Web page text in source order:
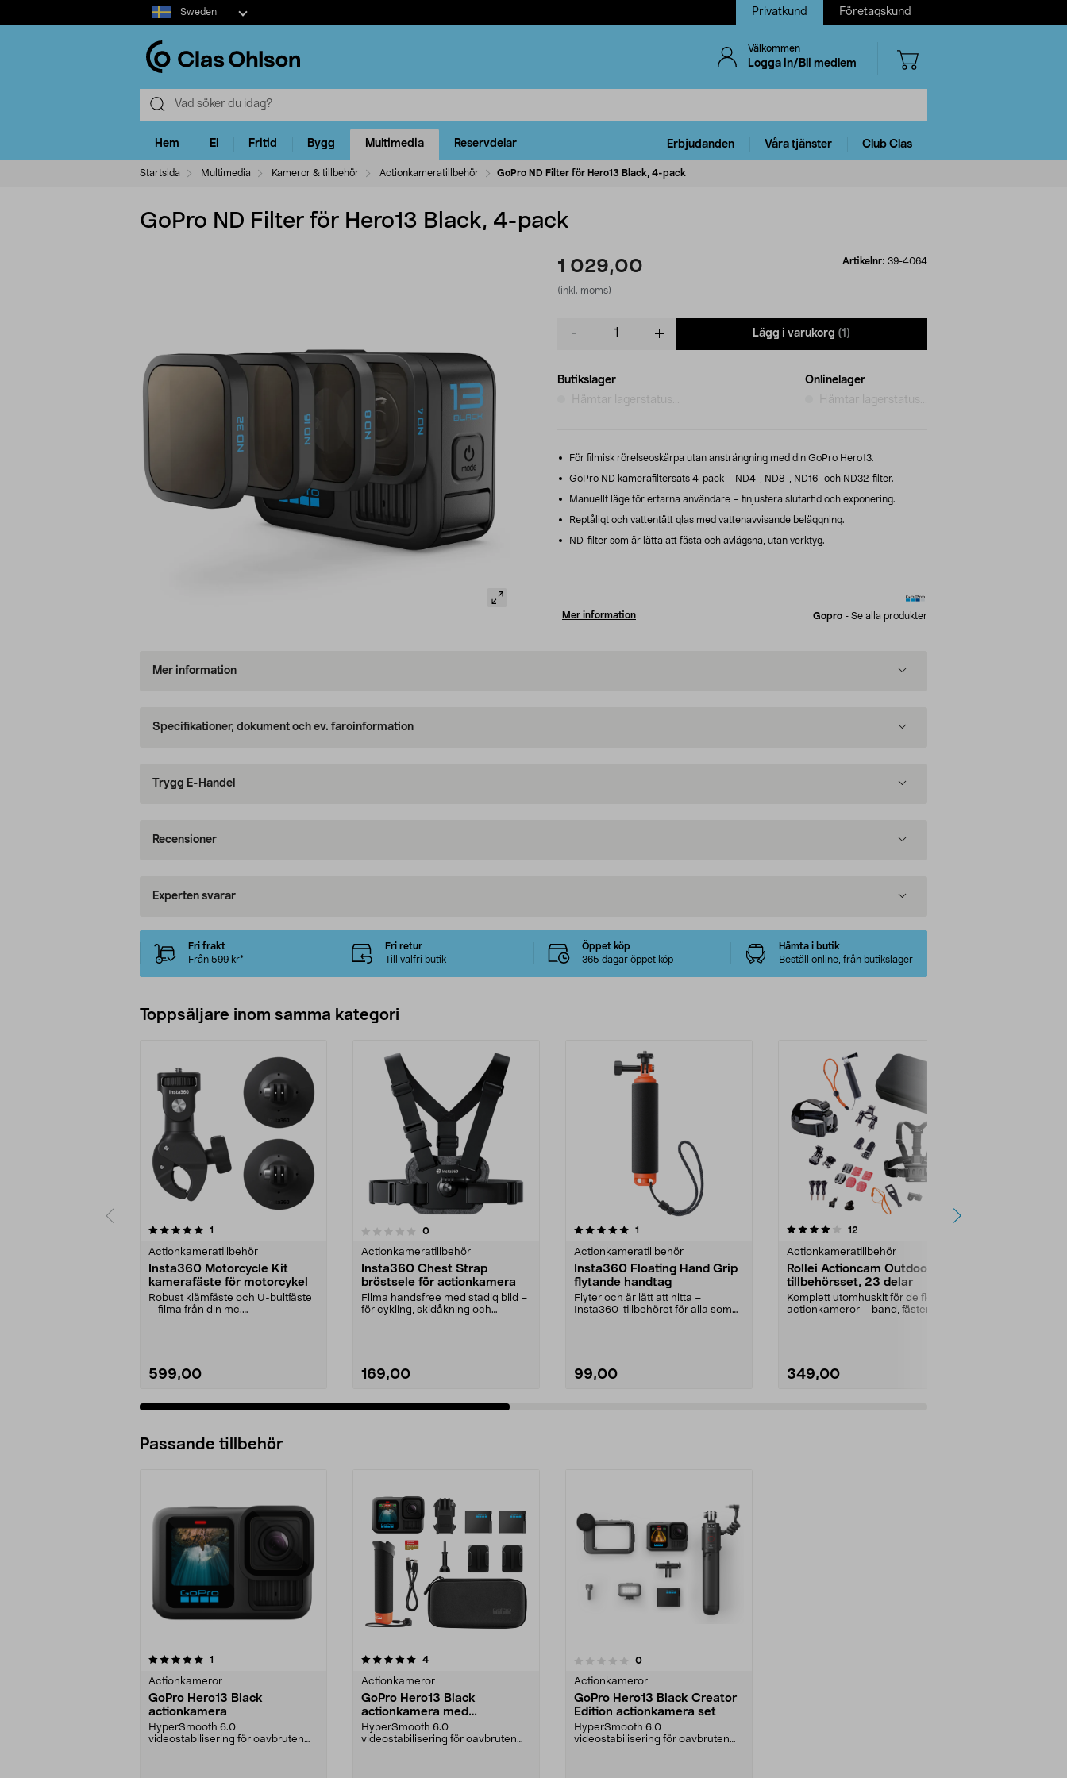
Select
market
Sweden Privatkund Företagskund
Välkommen
Logga in/Bli medlem
Hem El Fritid Bygg Multimedia Reservdelar Erbjudanden Våra tjänster Club Clas
Startsida Multimedia Kameror & tillbehör Actionkameratillbehör GoPro ND Filter för Hero13 Black, 4-pack
GoPro ND Filter för Hero13 Black, 4-pack
1 029,00
(inkl. moms)
Artikelnr: 39-4064
Lägg i varukorg (1)
Butikslager
Hämtar lagerstatus...
Onlinelager
Hämtar lagerstatus...
För filmisk rörelseoskärpa utan ansträngning med din GoPro Hero13.
GoPro ND kamerafiltersats 4-pack – ND4-, ND8-, ND16- och ND32-filter.
Manuellt läge för erfarna användare – finjustera slutartid och exponering.
Reptåligt och vattentätt glas med vattenavvisande beläggning.
ND-filter som är lätta att fästa och avlägsna, utan verktyg.
Mer information Gopro - Se alla produkter
Mer information
Specifikationer, dokument och ev. faroinformation
Trygg E-Handel
Recensioner
Experten svarar
Fri frakt
Från 599 kr*
Fri retur
Till valfri butik
Öppet köp
365 dagar öppet köp
Hämta i butik
Beställ online, från butikslager
Toppsäljare inom samma kategori
1
Actionkameratillbehör
Insta360 Motorcycle Kit
kamerafäste för motorcykel
Robust klämfäste och U-bultfäste
– filma från din mc.
599,00
0.0 av 5 stjärnor 0recensioner
Actionkameratillbehör
Insta360 Chest Strap
bröstsele för actionkamera
Filma handsfree med stadig bild –
för cykling, skidåkning och
169,00
5.0 av 5 stjärnor 1
Actionkameratillbehör
Insta360 Floating Hand Grip
flytande handtag
Flyter och är lätt att hitta –
Insta360-tillbehöret för alla som
99,00
4.0 av 5 stjärnor 12
Actionkameratillbehör
Rollei Actioncam Outdoor
tillbehörsset, 23 delar
Komplett utomhuskit för de flesta
actionkameror – band, fästen och
349,00
4.0 av 5 stjärnor
Passande tillbehör
1
Actionkameror
GoPro Hero13 Black
actionkamera
HyperSmooth 6.0
videostabilisering för oavbruten
5.0av 5 stjärnor 4recensioner
Actionkameror
GoPro Hero13 Black
actionkamera med
tillbehörspaket
HyperSmooth 6.0
videostabilisering för oavbruten
0.0 av 5 stjärnor 0recensioner
Actionkameror
GoPro Hero13 Black Creator
Edition actionkamera set
HyperSmooth 6.0
videostabilisering för oavbruten